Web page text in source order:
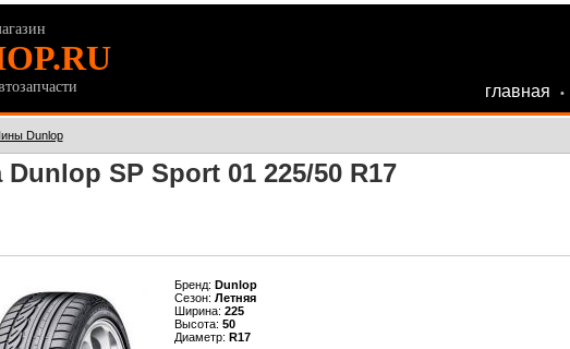
главная •
Dunlop
SP Sport 01 225/50 R17
Бренд: Dunlop
Сезон: Летняя
Ширина: 225
Высота: 50
Диаметр: R17